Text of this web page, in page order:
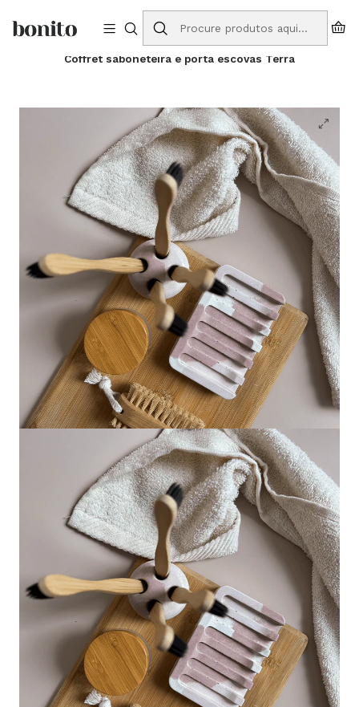
Loja Online
Coffrets
Coffret saboneteira e porta escovas Terra